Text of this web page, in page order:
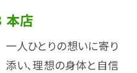
本店
一人ひとりの想いに寄り
添い、理想の身体と自信